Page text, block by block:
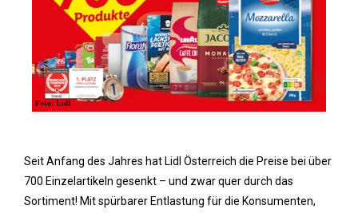
Seit Anfang des Jahres hat Lidl Österreich die Preise bei über
700 Einzelartikeln gesenkt – und zwar quer durch das
Sortiment! Mit spürbarer Entlastung für die Konsumenten,